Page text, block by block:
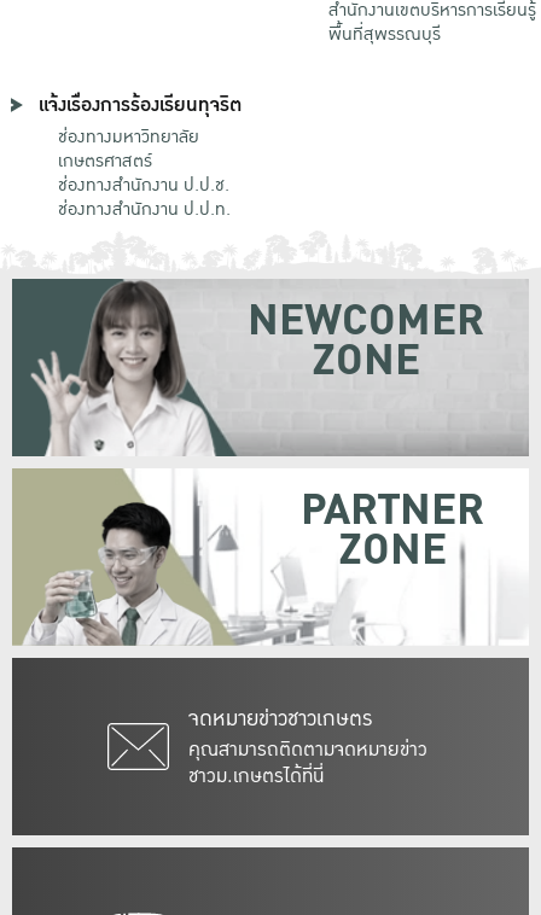
สำนักงานเขตบริหารการเรียนรู้
พื้นที่สุพรรณบุรี
แจ้งเรื่องการร้องเรียนทุจริต
ช่องทางมหาวิทยาลัย
เกษตรศาสตร์
ช่องทางสำนักงาน ป.ป.ช.
ช่องทางสำนักงาน ป.ป.ท.
จดหมายข่าวชาวเกษตร
คุณสามารถติดตามจดหมายข่าว
ชาวม.เกษตรได้ที่นี่
NEWCOMER
ZONE
PARTNER
ZONE